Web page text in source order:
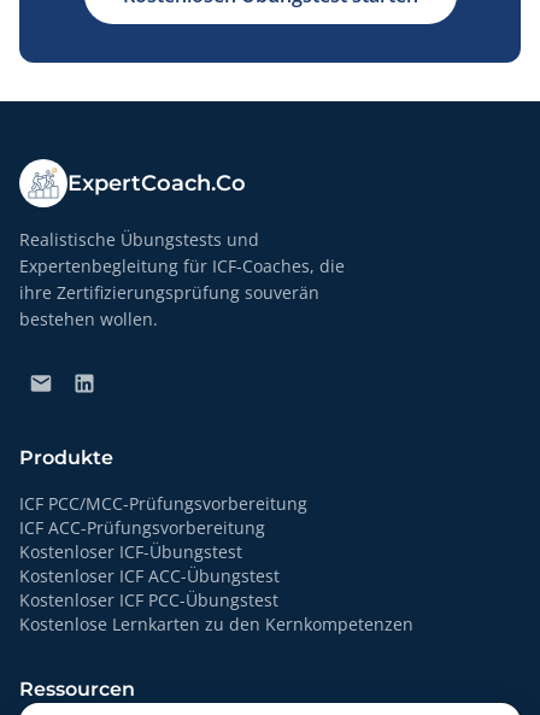
ExpertCoach.Co
Realistische Übungstests und
Expertenbegleitung für ICF-Coaches, die
ihre Zertifizierungsprüfung souverän
bestehen wollen.
Produkte
ICF PCC/MCC-Prüfungsvorbereitung
ICF ACC-Prüfungsvorbereitung
Kostenloser ICF-Übungstest
Kostenloser ICF ACC-Übungstest
Kostenloser ICF PCC-Übungstest
Kostenlose Lernkarten zu den Kernkompetenzen
Ressourcen